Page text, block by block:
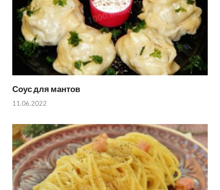
Соус для мантов
11.06.2022